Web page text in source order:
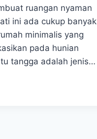
ruangan nyaman
ini ada cukup banyak
minimalis yang
pada hunian
tangga adalah jenis…